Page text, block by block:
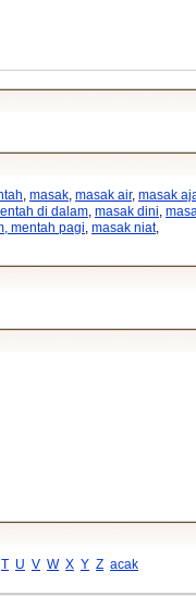
, masak, masak air, masak
di dalam, masak dini,
mentah pagi, masak niat,
T U V W X Y Z acak